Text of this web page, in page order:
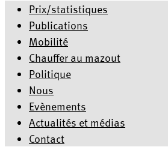
Prix/statistiques
Publications
Mobilité
Chauffer au mazout
Politique
Nous
Evènements
Actualités et médias
Contact